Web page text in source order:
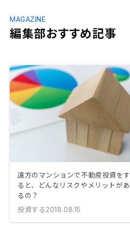
編集部おすすめ記事
MAGAZINE
遠方のマンションで不動産投資をす
ると、どんなリスクやメリットがあ
るの？
投資する2018.08.15